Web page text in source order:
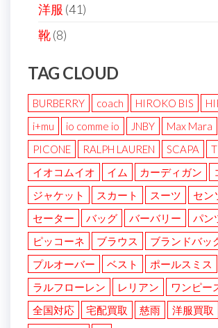
洋服 (41)
靴(8)
TAG CLOUD
BURBERRY coach HIROKO BIS
i+mu
io comme io JNBY Max Mara
PICONE
RALPH LAUREN SCAPA
イオコムイオ
イム カーディガン
ジャケット
スカート スーツ
セン
セーター
バッグ バーバリー パン
ピッコーネ
ブラウス
ブランドバッ
プルオーバー
ベスト ポールスミス
ラルフローレン
レリアン ワンピー
全国対応
宅配買取 慈雨 洋服買取